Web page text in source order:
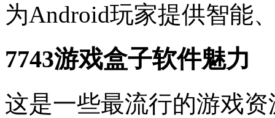
为Android玩家提供智能
7743游戏盒子软件魅力
这是一些最流行的游戏